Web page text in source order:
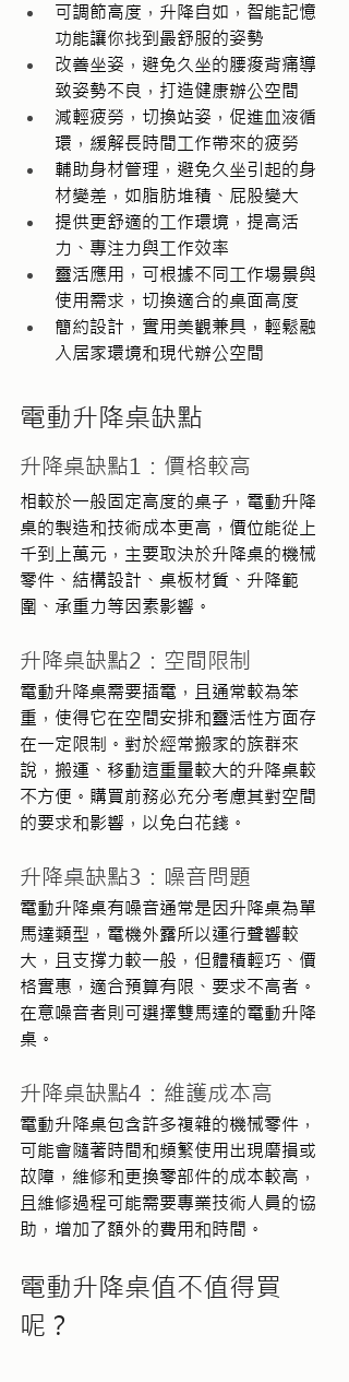
可調節高度，升降自如，智能記憶
功能讓你找到最舒服的姿勢
改善坐姿，避免久坐的腰痠背痛導
致姿勢不良，打造健康辦公空間
減輕疲勞，切換站姿，促進血液循
環，緩解長時間工作帶來的疲勞
輔助身材管理，避免久坐引起的身
材變差，如脂肪堆積、屁股變大
提供更舒適的工作環境，提高活
力、專注力與工作效率
靈活應用，可根據不同工作場景與
使用需求，切換適合的桌面高度
簡約設計，實用美觀兼具，輕鬆融
入居家環境和現代辦公空間
電動升降桌缺點
升降桌缺點1：價格較高
相較於一般固定高度的桌子，電動升降
桌的製造和技術成本更高，價位能從上
千到上萬元，主要取決於升降桌的機械
零件、結構設計、桌板材質、升降範
圍、承重力等因素影響。
升降桌缺點2：空間限制
電動升降桌需要插電，且通常較為笨
重，使得它在空間安排和靈活性方面存
在一定限制。對於經常搬家的族群來
說，搬運、移動這重量較大的升降桌較
不方便。購買前務必充分考慮其對空間
的要求和影響，以免白花錢。
升降桌缺點3：噪音問題
電動升降桌有噪音通常是因升降桌為單
馬達類型，電機外露所以運行聲響較
大，且支撐力較一般，但體積輕巧、價
格實惠，適合預算有限、要求不高者。
在意噪音者則可選擇雙馬達的電動升降
桌。
升降桌缺點4：維護成本高
電動升降桌包含許多複雜的機械零件，
可能會隨著時間和頻繁使用出現磨損或
故障，維修和更換零部件的成本較高，
且維修過程可能需要專業技術人員的協
助，增加了額外的費用和時間。
電動升降桌值不值得買
呢？